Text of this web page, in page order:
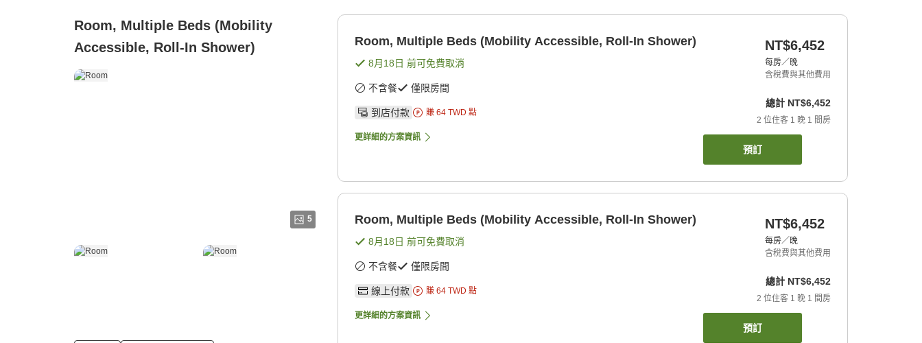
Room, Multiple Beds (Mobility
Accessible, Roll-In Shower)
5
Room, Multiple Beds (Mobility Accessible, Roll-In Shower)
8月18日 前可免費取消
不含餐 僅限房間
到店付款 賺 64 TWD 點
更詳細的方案資訊
NT$6,452
每房／晚
含稅費與其他費用
總計 NT$6,452
2 位住客 1 晚 1 間房
預訂
Room, Multiple Beds (Mobility Accessible, Roll-In Shower)
8月18日 前可免費取消
不含餐 僅限房間
線上付款 賺 64 TWD 點
更詳細的方案資訊
NT$6,452
每房／晚
含稅費與其他費用
總計 NT$6,452
2 位住客 1 晚 1 間房
預訂